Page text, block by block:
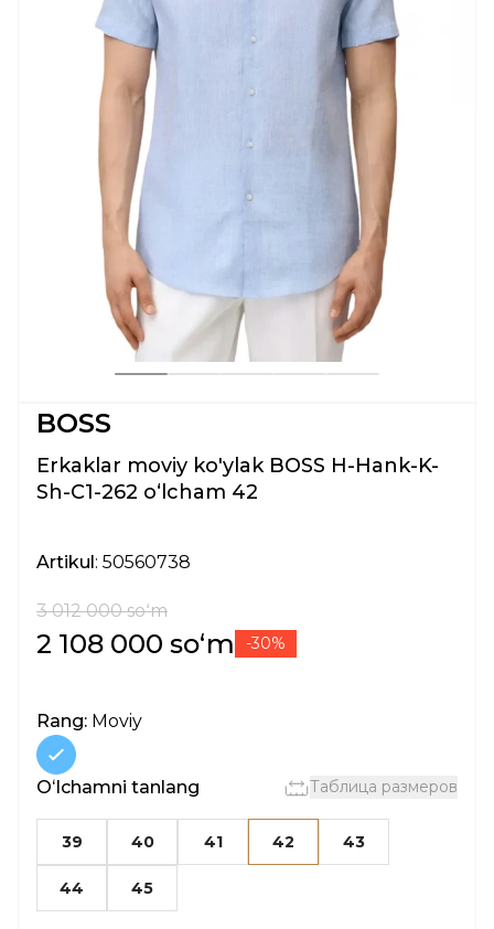
BOSS
Erkaklar moviy ko'ylak BOSS H-Hank-K-
Sh-C1-262 oʻlcham 42
Artikul: 50560738
3 012 000 soʻm
2 108 000 soʻm -30%
Rang: Moviy
Oʻlchamni tanlang Таблица размеров
39 40 41 42 43
44 45